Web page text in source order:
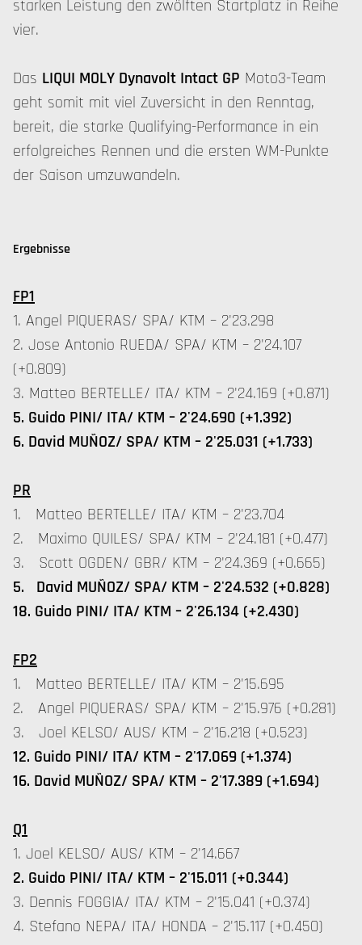
starken Leistung den zwölften Startplatz in Reihe
vier.
Das LIQUI MOLY Dynavolt Intact GP Moto3-Team
geht somit mit viel Zuversicht in den Renntag,
bereit, die starke Qualifying-Performance in ein
erfolgreiches Rennen und die ersten WM-Punkte
der Saison umzuwandeln.
Ergebnisse
FP1
1. Angel PIQUERAS/ SPA/ KTM – 2'23.298
2. Jose Antonio RUEDA/ SPA/ KTM – 2'24.107
(+0.809)
3. Matteo BERTELLE/ ITA/ KTM – 2'24.169 (+0.871)
5. Guido PINI/ ITA/ KTM – 2'24.690 (+1.392)
6. David MUÑOZ/ SPA/ KTM – 2'25.031 (+1.733)
PR
1. Matteo BERTELLE/ ITA/ KTM – 2'23.704
2. Maximo QUILES/ SPA/ KTM – 2'24.181 (+0.477)
3. Scott OGDEN/ GBR/ KTM – 2'24.369 (+0.665)
5. David MUÑOZ/ SPA/ KTM – 2'24.532 (+0.828)
18. Guido PINI/ ITA/ KTM – 2'26.134 (+2.430)
FP2
1. Matteo BERTELLE/ ITA/ KTM – 2'15.695
2. Angel PIQUERAS/ SPA/ KTM – 2'15.976 (+0.281)
3. Joel KELSO/ AUS/ KTM – 2'16.218 (+0.523)
12. Guido PINI/ ITA/ KTM – 2'17.069 (+1.374)
16. David MUÑOZ/ SPA/ KTM – 2'17.389 (+1.694)
Q1
1. Joel KELSO/ AUS/ KTM – 2'14.667
2. Guido PINI/ ITA/ KTM – 2'15.011 (+0.344)
3. Dennis FOGGIA/ ITA/ KTM – 2'15.041 (+0.374)
4. Stefano NEPA/ ITA/ HONDA – 2'15.117 (+0.450)